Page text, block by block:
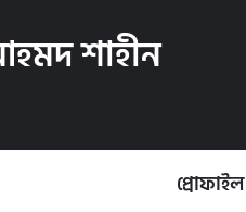
শাহীন
প্রোফাইল